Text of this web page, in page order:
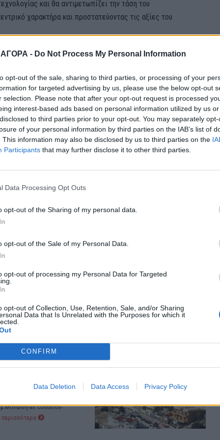
- Do Not Process My Personal Information
opt-out of the sale, sharing to third parties, or processing of your
for targeted advertising by us, please use the below opt-out
selection. Please note that after your opt-out request is processed
interest-based ads based on personal information utilized by us
to third parties prior to your opt-out. You may separately
of your personal information by third parties on the IAB’s list of
This information may also be disclosed by us to third parties on the
Participants that may further disclose it to other third parties.
Data Processing Opt Outs
opt-out of the Sharing of my personal data.
opt-out of the Sale of my Personal Data.
opt-out of processing my Personal Data for Targeted
opt-out of Collection, Use, Retention, Sale, and/or Sharing
Data that Is Unrelated with the Purposes for which it
CONFIRM
Data Deletion Data Access Privacy Policy
και θα αντιμετωπίζει την τάση του
χαρακτήρα και προστατεύοντας τις αξίες του
την πρωτοβουλία του Ευριπίδη Στυλιανίδη, τον
της Εκκλησίας για το κρίσιμο αυτό θέμα και του ζήτησε να
και με την επιστημονική κοινότητα. Στόχος, όπως
γόνιμο ρόλο, ο οποίος χωρίς να αρνείται την τεχνολογική
της Ηθικής έναντι της εν λόγω σκέψης.
διεθνή συγκυρία, είναι ιδιαίτερα σημαντικό η Ελλάδα να
επικαιροποιώντας τις αξίες και τα ιδανικά του
ΕΙΔΗΣΕΙΣ ΚΟΙΝΩΝΙΑ ΠΑΙΔΕΙΑ
στον υπό κατασκευή σταθμό
air condition-
περισσότερα
09 Αυγ.)
ΕΙΔΗΣΕΙΣ
Αύγ.)